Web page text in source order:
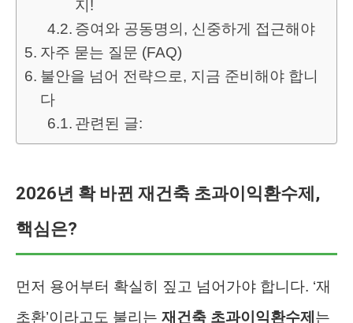
지!
증여와 공동명의, 신중하게 접근해야
자주 묻는 질문 (FAQ)
불안을 넘어 전략으로, 지금 준비해야 합니
다
관련된 글:
2026년 확 바뀐 재건축 초과이익환수제,
핵심은?
먼저 용어부터 확실히 짚고 넘어가야 합니다. ‘재
초환’이라고도 불리는 재건축 초과이익환수제 는